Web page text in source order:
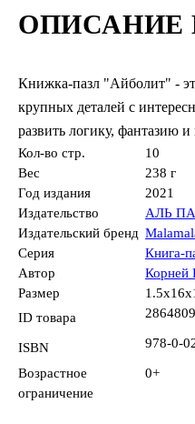
ОПИСАНИЕ
Книжка-пазл "Айболит" -
крупных деталей с
развить логику, фантазию
Кол-во стр.
10
Вес
238 г
Год издания
2021
Издательство
АЛЬ
Издательский бренд
Серия
Книга-
Автор
Корней
Размер
ID товара
2864809
ISBN 978-0-
Возрастное
ограничение
0+